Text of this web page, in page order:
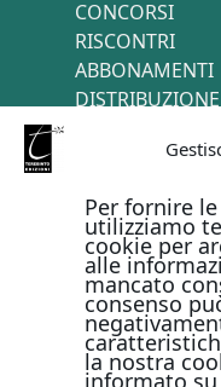
Per fornire
utilizziamo
cookie per
alle
mancato
consenso
la nostra
informato
CONCORSI
RISCONTRI
ABBONAMENTI
DISTRIBUZIONE
PAGAMENTI